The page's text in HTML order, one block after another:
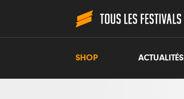
SHOP ACTUALITÉS